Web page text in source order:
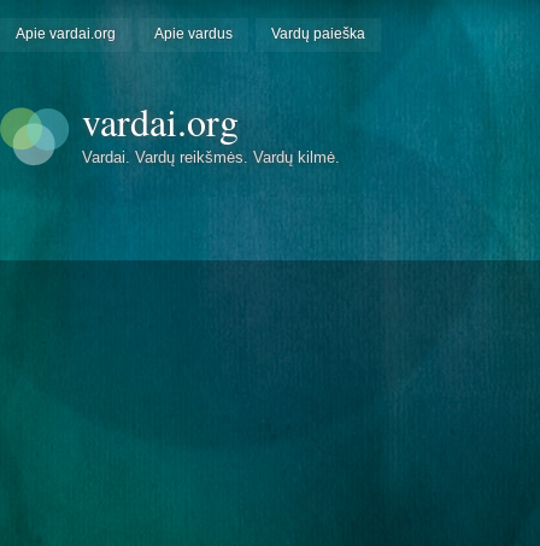
Apie vardai.org Apie vardus Vardų paieška
vardai.org
Vardai. Vardų reikšmės. Vardų kilmė.